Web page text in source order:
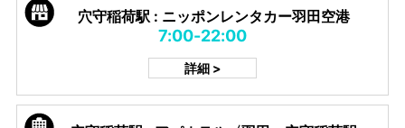
穴守稲荷駅 : ニッポンレンタカー羽田空港
7:00-22:00
詳細 >